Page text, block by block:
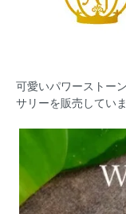
可愛いパワーストー
サリーを販売していま